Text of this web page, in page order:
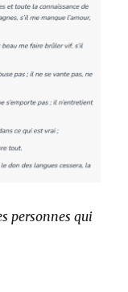
personnes qui